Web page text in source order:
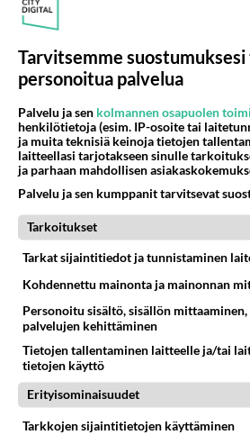
ihmeauto KITT pelastivat
pulasta ja löylyttivät pahikset
PARAS LEFFA IKINÄ
Tarvitsemme
personoitua palvelua
Palvelu ja sen kolmannen osapuolen
henkilötietoja (esim. IP-osoite tai
ja muita teknisiä keinoja tietojen
laitteellasi tarjotakseen sinulle
ja parhaan mahdollisen
Palvelu ja sen kumppanit tarvitsevat
Tarkoitukset
Tarkat sijaintitiedot ja tunnistaminen
Kohdennettu mainonta ja mainonnan
Personoitu sisältö, sisällön
palvelujen kehittäminen
Tietojen tallentaminen laitteelle ja/tai
tietojen käyttö
Erityisominaisuudet
Tarkkojen sijaintitietojen käyttäminen